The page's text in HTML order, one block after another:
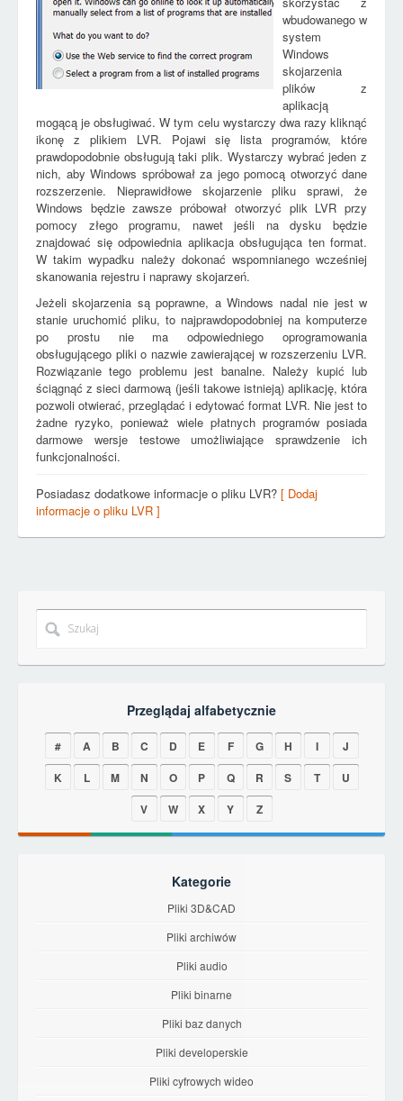
wbudowanego w
system
Windows
skojarzenia
plików z
aplikacją
mogącą je obsługiwać. W tym celu wystarczy dwa razy kliknąć
ikonę z plikiem LVR. Pojawi się lista programów, które
prawdopodobnie obsługują taki plik. Wystarczy wybrać jeden z
nich, aby Windows spróbował za jego pomocą otworzyć dane
rozszerzenie. Nieprawidłowe skojarzenie pliku sprawi, że
Windows będzie zawsze próbował otworzyć plik LVR przy
pomocy złego programu, nawet jeśli na dysku będzie
znajdować się odpowiednia aplikacja obsługująca ten format.
W takim wypadku należy dokonać wspomnianego wcześniej
skanowania rejestru i naprawy skojarzeń.
Jeżeli skojarzenia są poprawne, a Windows nadal nie jest w
stanie uruchomić pliku, to najprawdopodobniej na komputerze
po prostu nie ma odpowiedniego oprogramowania
obsługującego pliki o nazwie zawierającej w rozszerzeniu LVR.
Rozwiązanie tego problemu jest banalne. Należy kupić lub
ściągnąć z sieci darmową (jeśli takowe istnieją) aplikację, która
pozwoli otwierać, przeglądać i edytować format LVR. Nie jest to
żadne ryzyko, ponieważ wiele płatnych programów posiada
darmowe wersje testowe umożliwiające sprawdzenie ich
funkcjonalności.
Posiadasz dodatkowe informacje o pliku LVR? [ Dodaj
informacje o pliku LVR ]
Przeglądaj alfabetycznie
# A B C D E F G H I
J
K
L M N O P Q R S T
U
V
W X Y Z
Kategorie
Pliki 3D&CAD
Pliki archiwów
Pliki audio
Pliki binarne
Pliki baz danych
Pliki developerskie
Pliki cyfrowych wideo